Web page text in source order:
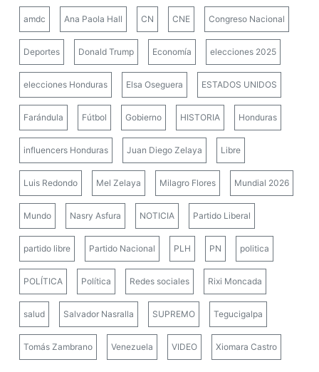
amdc Ana Paola Hall CN CNE Congreso Nacional
Deportes Donald Trump Economía elecciones 2025
elecciones Honduras Elsa Oseguera ESTADOS UNIDOS
Farándula Fútbol Gobierno HISTORIA Honduras
influencers Honduras Juan Diego Zelaya Libre
Luis Redondo Mel Zelaya Milagro Flores Mundial 2026
Mundo Nasry Asfura NOTICIA Partido Liberal
partido libre Partido Nacional PLH PN politica
POLÍTICA Política Redes sociales Rixi Moncada
salud Salvador Nasralla SUPREMO Tegucigalpa
Tomás Zambrano Venezuela VIDEO Xiomara Castro